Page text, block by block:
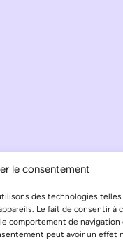
le consentement
des technologies
Le fait de consentir à
comportement de navigation
peut avoir un effet